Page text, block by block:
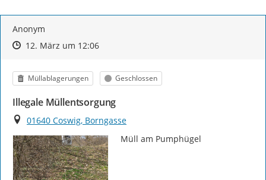
Anonym
Zeitpunkt des Erstellens
Zeitpunkt des Erstellens
12. März um 12:06Zur Äußerung
Kategorie
Müllablagerungen Status
Geschlossen
Illegale Müllentsorgung
Ort
01640 Coswig, Borngasse
Müll am Pumphügel